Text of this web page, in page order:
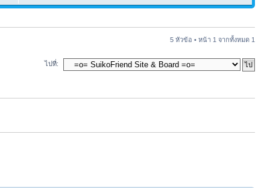
5 หัวข้อ • หน้า 1 จากทั้งหมด 1
ไปที่: